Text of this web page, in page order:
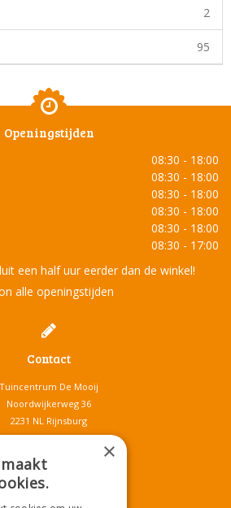
2
95
Openingstijden
08:30 - 18:00
08:30 - 18:00
08:30 - 18:00
08:30 - 18:00
08:30 - 18:00
08:30 - 17:00
een half uur eerder dan de winkel!
alle openingstijden
Contact
Tuincentrum De Mooij
Noordwijkerweg 36
2231 NL Rijnsburg
T.071-4080959
×